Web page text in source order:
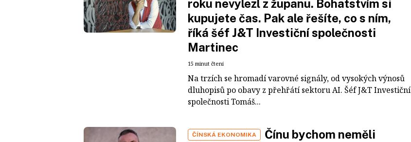
roku nevylezl z županu. Bohatstvím si
kupujete čas. Pak ale řešíte, co s ním,
říká šéf J&T Investiční společnosti
Martinec
15 minut čtení
Na trzích se hromadí varovné signály, od vysokých výnosů
dluhopisů po obavy z přehřátí sektoru AI. Šéf J&T Investiční
společnosti Tomáš...
ČÍNSKÁ EKONOMIKA
Čínu bychom neměli